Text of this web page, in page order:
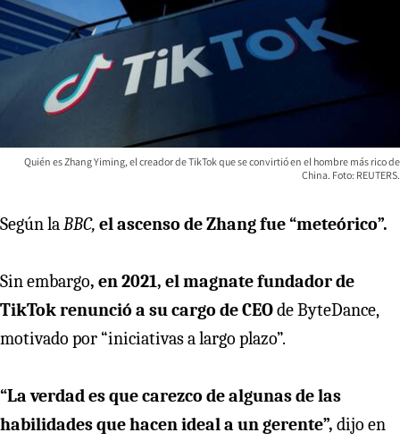
Quién es Zhang Yiming, el creador de TikTok que se convirtió en el hombre más rico de
China. Foto: REUTERS.
Según laBBC, el ascenso de Zhang fue “meteórico”.
Sin embargo, en 2021, el magnate fundador de
TikTok renunció a su cargo de CEOde ByteDance,
motivado por “iniciativas a largo plazo”.
“La verdad es que carezco de algunas de las
habilidades que hacen ideal a un gerente”, dijo en